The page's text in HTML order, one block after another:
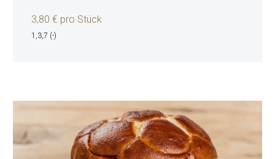
3,80 € pro Stück
1,3,7 (-)